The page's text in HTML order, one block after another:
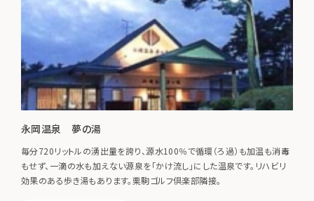
永岡温泉 夢の湯
毎分720リットルの湧出量を誇り、源水100％で循環（ろ過）も加温も消毒
もせず、一滴の水も加えない源泉を「かけ流し」にした温泉です。リハビリ
効果のある歩き湯もあります。栗駒ゴルフ倶楽部隣接。